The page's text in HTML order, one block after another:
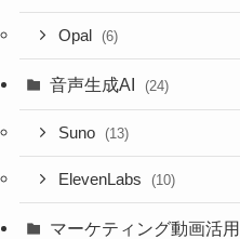
Opal (6)
音声生成AI (24)
Suno (13)
ElevenLabs (10)
マーケティング動画活用